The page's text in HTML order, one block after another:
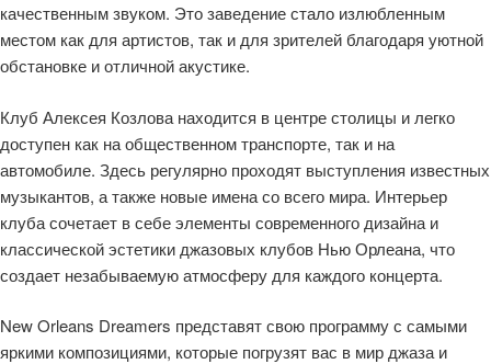
качественным звуком. Это заведение стало излюбленным
местом как для артистов, так и для зрителей благодаря уютной
обстановке и отличной акустике.
Клуб Алексея Козлова находится в центре столицы и легко
доступен как на общественном транспорте, так и на
автомобиле. Здесь регулярно проходят выступления известных
музыкантов, а также новые имена со всего мира. Интерьер
клуба сочетает в себе элементы современного дизайна и
классической эстетики джазовых клубов Нью Орлеана, что
создает незабываемую атмосферу для каждого концерта.
New Orleans Dreamers представят свою программу с самыми
яркими композициями, которые погрузят вас в мир джаза и